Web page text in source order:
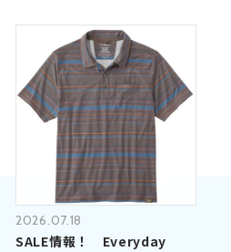
2026.07.18
SALE情報！ Everyday